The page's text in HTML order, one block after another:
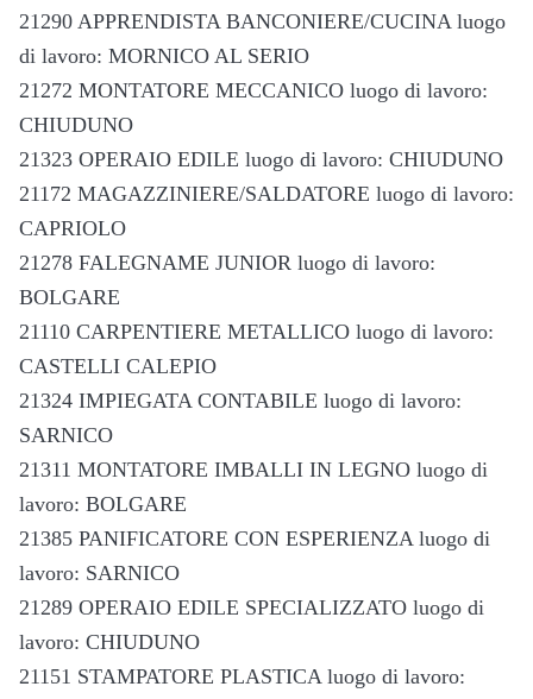
21290 APPRENDISTA BANCONIERE/CUCINA luogo
di lavoro: MORNICO AL SERIO
21272 MONTATORE MECCANICO luogo di lavoro:
CHIUDUNO
21323 OPERAIO EDILE luogo di lavoro: CHIUDUNO
21172 MAGAZZINIERE/SALDATORE luogo di lavoro:
CAPRIOLO
21278 FALEGNAME JUNIOR luogo di lavoro:
BOLGARE
21110 CARPENTIERE METALLICO luogo di lavoro:
CASTELLI CALEPIO
21324 IMPIEGATA CONTABILE luogo di lavoro:
SARNICO
21311 MONTATORE IMBALLI IN LEGNO luogo di
lavoro: BOLGARE
21385 PANIFICATORE CON ESPERIENZA luogo di
lavoro: SARNICO
21289 OPERAIO EDILE SPECIALIZZATO luogo di
lavoro: CHIUDUNO
21151 STAMPATORE PLASTICA luogo di lavoro: